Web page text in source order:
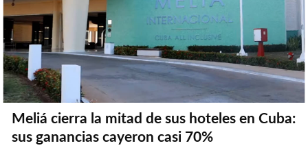
Meliá cierra la mitad de sus hoteles en Cuba:
sus ganancias cayeron casi 70%